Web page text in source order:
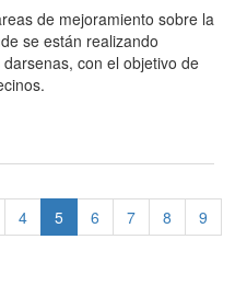
de mejoramiento sobre la
se están realizando
con el objetivo de
4 5 6 7 8
9